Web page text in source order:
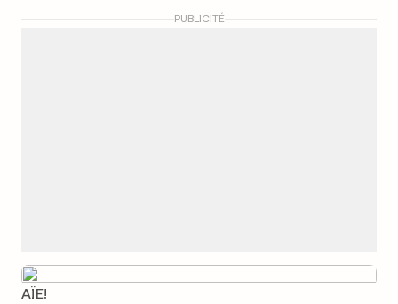
PUBLICITÉ
AÏE!